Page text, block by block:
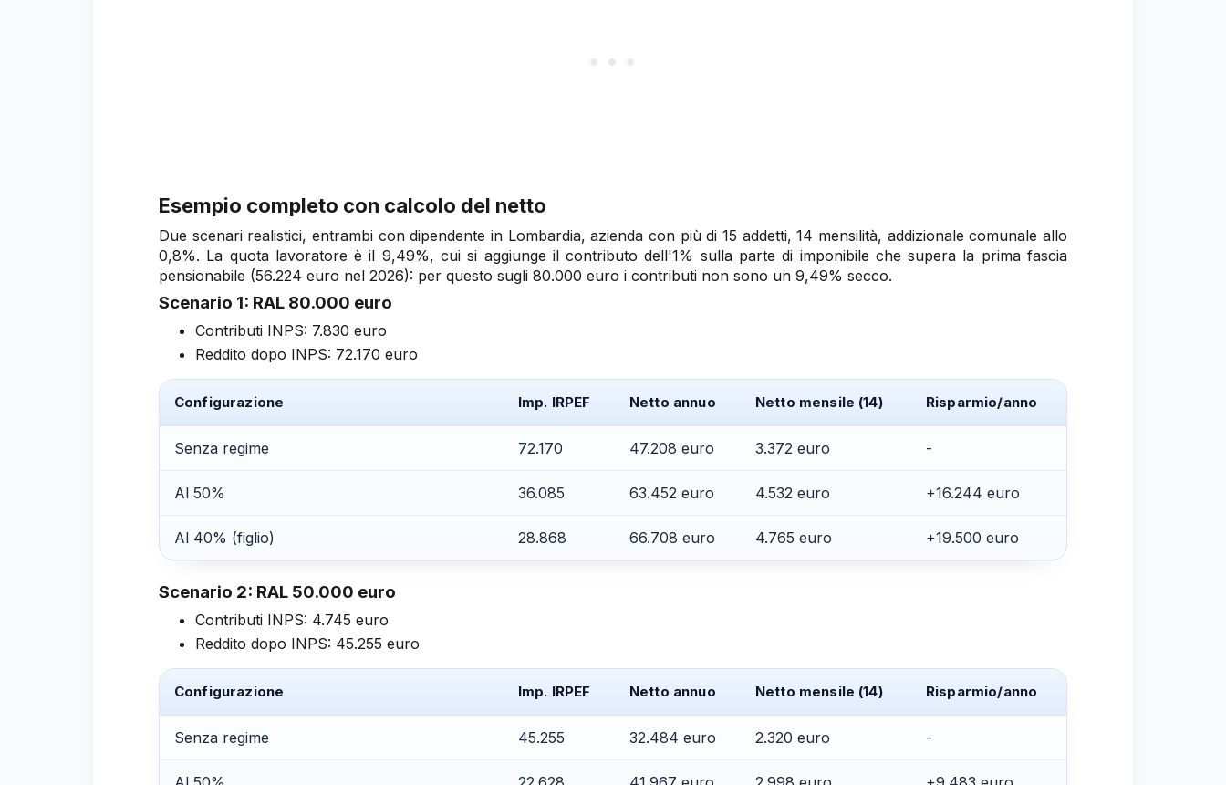
Esempio completo con calcolo del netto
Due scenari realistici, entrambi con dipendente in Lombardia, azienda con più di 15 addetti, 14 mensilità, addizionale comunale allo
0,8%. La quota lavoratore è il 9,49%, cui si aggiunge il contributo dell'1% sulla parte di imponibile che supera la prima fascia
pensionabile (56.224 euro nel 2026): per questo sugli 80.000 euro i contributi non sono un 9,49% secco.
Scenario 1: RAL 80.000 euro
Contributi INPS: 7.830 euro
Reddito dopo INPS: 72.170 euro
Configurazione Imp. IRPEF Netto annuo Netto mensile (14) Risparmio/anno
Senza regime 72.170 47.208 euro 3.372 euro -
Al 50% 36.085 63.452 euro 4.532 euro +16.244 euro
Al 40% (figlio) 28.868 66.708 euro 4.765 euro +19.500 euro
Scenario 2: RAL 50.000 euro
Contributi INPS: 4.745 euro
Reddito dopo INPS: 45.255 euro
Configurazione Imp. IRPEF Netto annuo Netto mensile (14) Risparmio/anno
Senza regime 45.255 32.484 euro 2.320 euro -